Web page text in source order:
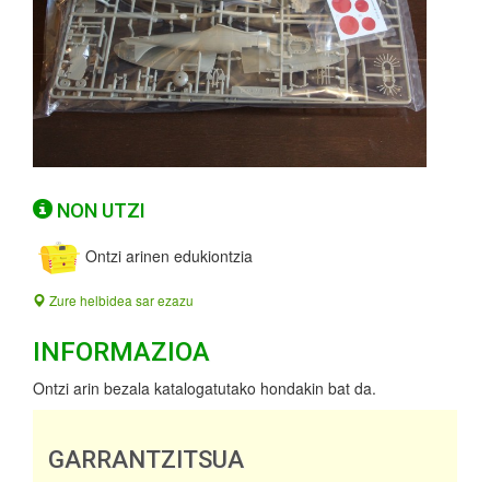
NON UTZI
Ontzi arinen edukiontzia
Zure helbidea sar ezazu
INFORMAZIOA
Ontzi arin bezala katalogatutako hondakin bat da.
GARRANTZITSUA